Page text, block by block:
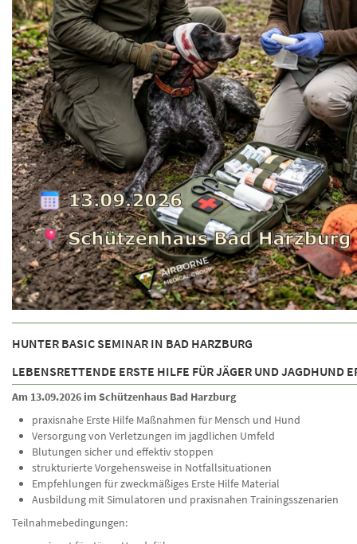
HUNTER BASIC SEMINAR IN BAD HARZBURG
LEBENSRETTENDE ERSTE HILFE FÜR JÄGER UND JAGDHUND
Am 13.09.2026 im Schützenhaus Bad Harzburg
praxisnahe Erste Hilfe Maßnahmen für Mensch und Hund
Versorgung von Verletzungen im jagdlichen Umfeld
Blutungen sicher und effektiv stoppen
strukturierte Vorgehensweise in Notfallsituationen
Empfehlungen für zweckmäßiges Erste Hilfe Material
Ausbildung mit Simulatoren und praxisnahen Trainingsszenarien
Teilnahmebedingungen: